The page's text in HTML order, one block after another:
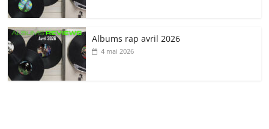
Albums rap avril 2026
4 mai 2026